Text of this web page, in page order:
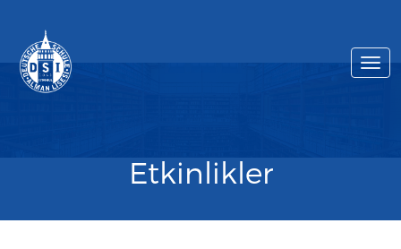
Etkinlikler